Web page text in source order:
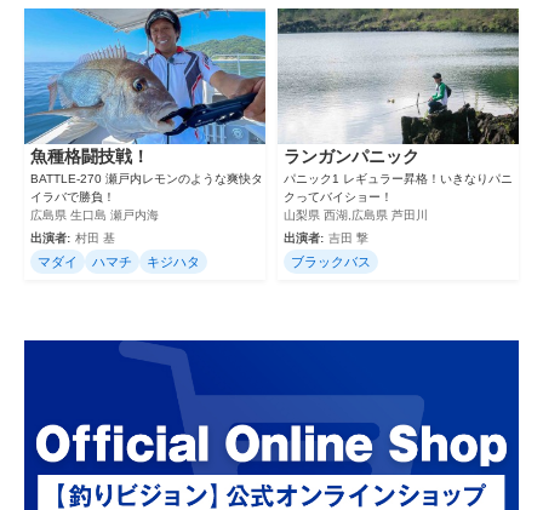
魚種格闘技戦！
BATTLE-270 瀬戸内レモンのような爽快タ
イラバで勝負！
広島県 生口島 瀬戸内海
出演者: 村田 基
マダイ ハマチ キジハタ
ランガンパニック
パニック1 レギュラー昇格！いきなりパニ
クってバイショー！
山梨県 西湖,広島県 芦田川
出演者: 吉田 撃
ブラックバス